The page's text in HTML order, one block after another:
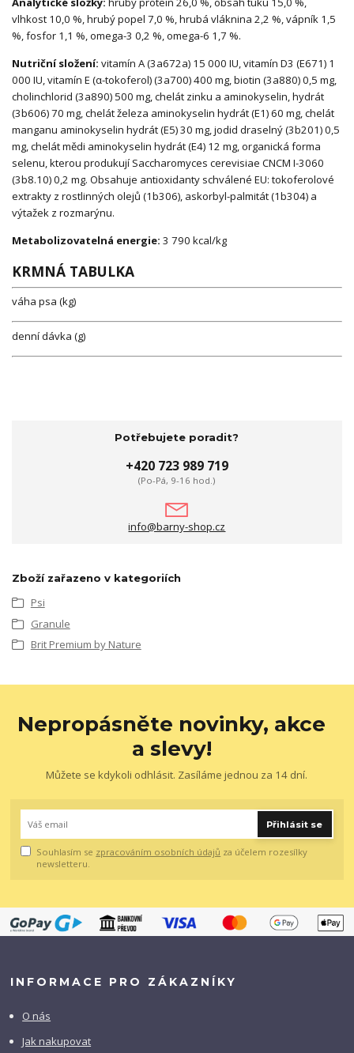
vlhkost 10,0 %, hrubý popel 7,0 %, hrubá vláknina 2,2 %, vápník 1,5
%, fosfor 1,1 %, omega-3 0,2 %, omega-6 1,7 %.
Nutriční složení: vitamín A (3a672a) 15 000 IU, vitamín D3 (E671) 1
000 IU, vitamín E (α-tokoferol) (3a700) 400 mg, biotin (3a880) 0,5 mg,
cholinchlorid (3a890) 500 mg, chelát zinku a aminokyselin, hydrát
(3b606) 70 mg, chelát železa aminokyselin hydrát (E1) 60 mg, chelát
manganu aminokyselin hydrát (E5) 30 mg, jodid draselný (3b201) 0,5
mg, chelát mědi aminokyselin hydrát (E4) 12 mg, organická forma
selenu, kterou produkují Saccharomyces cerevisiae CNCM I-3060
(3b8.10) 0,2 mg. Obsahuje antioxidanty schválené EU: tokoferolové
extrakty z rostlinných olejů (1b306), askorbyl-palmitát (1b304) a
výtažek z rozmarýnu.
Metabolizovatelná energie: 3 790 kcal/kg
KRMNÁ TABULKA
váha psa (kg)
denní dávka (g)
Potřebujete poradit?
+420 723 989 719
(Po-Pá, 9-16 hod.)
info@barny-shop.cz
Zboží zařazeno v kategoriích
Psi
Granule
Brit Premium by Nature
Nepropásněte novinky, akce
a slevy!
Můžete se kdykoli odhlásit. Zasíláme jednou za 14 dní.
Přihlásit se
Souhlasím se zpracováním osobních údajů za účelem rozesílky
newsletteru.
INFORMACE PRO ZÁKAZNÍKY
O nás
Jak nakupovat